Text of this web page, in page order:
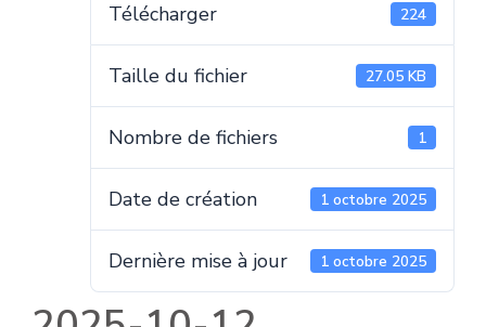
Télécharger 224
Taille du fichier 27.05 KB
Nombre de fichiers 1
Date de création 1 octobre 2025
Dernière mise à jour 1 octobre 2025